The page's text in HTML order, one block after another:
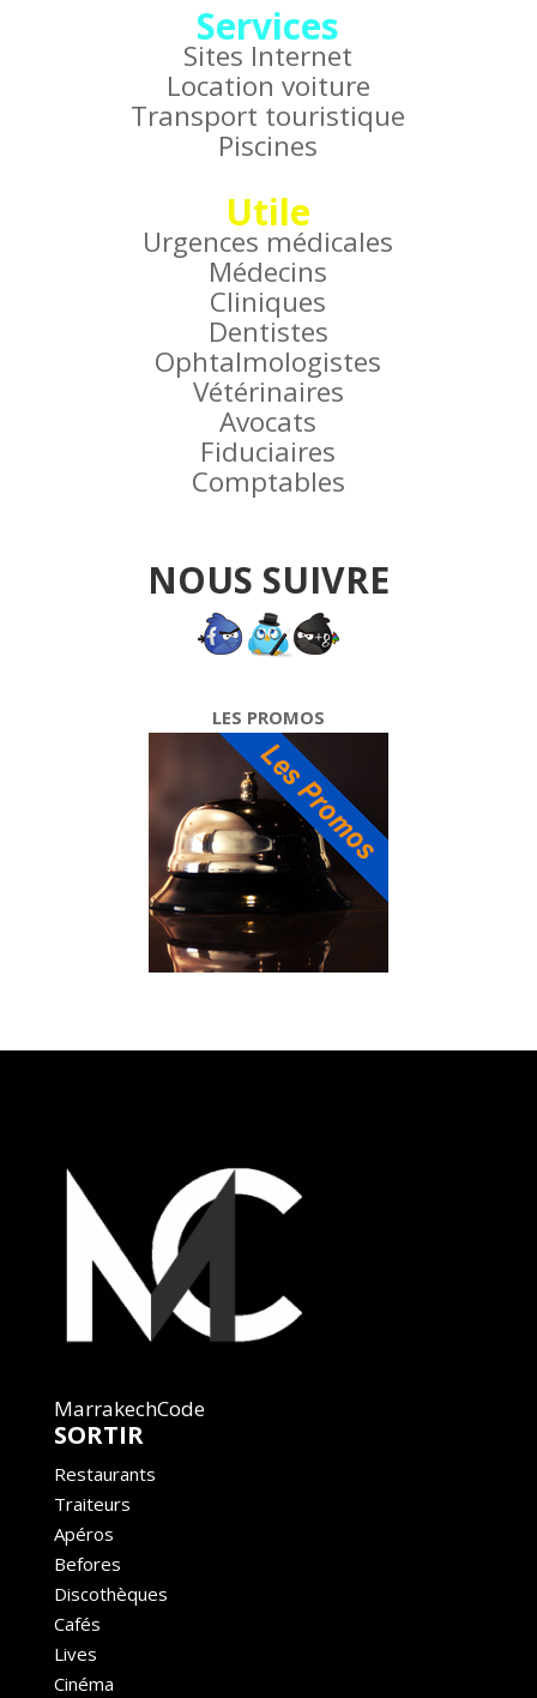
Services
Sites Internet
Location voiture
Transport touristique
Piscines
Utile
Urgences médicales
Médecins
Cliniques
Dentistes
Ophtalmologistes
Vétérinaires
Avocats
Fiduciaires
Comptables
NOUS SUIVRE
LES PROMOS
MarrakechCode
SORTIR
Restaurants
Traiteurs
Apéros
Befores
Discothèques
Cafés
Lives
Cinéma